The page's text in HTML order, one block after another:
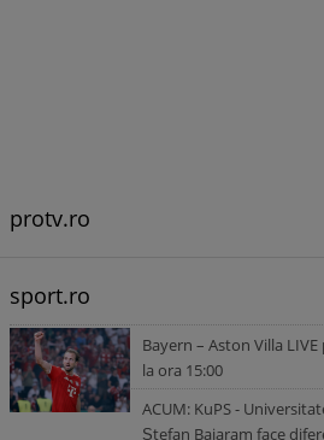
protv.ro
sport.ro
Bayern – Aston Villa LIVE
la ora 15:00
ACUM: KuPS -
Ștefan Baiaram face